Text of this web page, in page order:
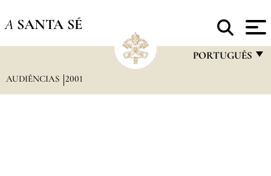
A SANTA SÉ
PORTUGUÊS
AUDIÊNCIAS 2001